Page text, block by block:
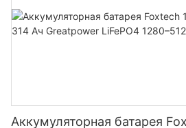
Аккумуляторная батарея